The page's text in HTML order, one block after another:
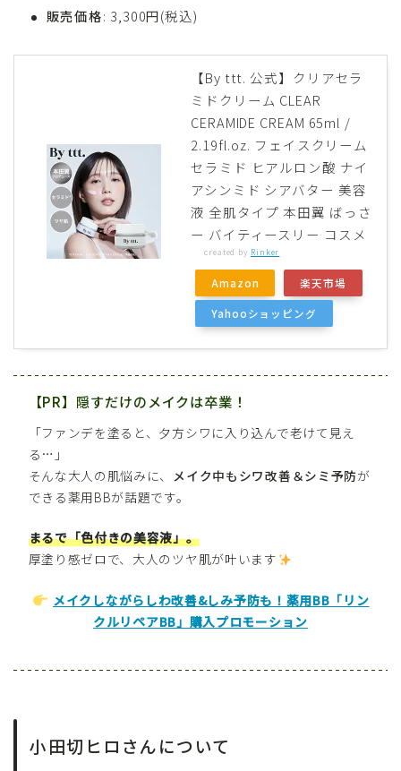
販売価格: 3,300円(税込)
【By ttt. 公式】クリアセラ
ミドクリーム CLEAR
CERAMIDE CREAM 65ml /
2.19fl.oz. フェイスクリーム
セラミド ヒアルロン酸 ナイ
アシンミド シアバター 美容
液 全肌タイプ 本田翼 ばっさ
ー バイティースリー コスメ
created by Rinker
Amazon 楽天市場
Yahooショッピング
【PR】隠すだけのメイクは卒業！
「ファンデを塗ると、夕方シワに入り込んで老けて見え
る…」
そんな大人の肌悩みに、 メイク中もシワ改善＆シミ予防が
できる薬用BBが話題です。
まるで「色付きの美容液」。
厚塗り感ゼロで、大人のツヤ肌が叶います
メイクしながらしわ改善&しみ予防も！薬用BB「リン
クルリペアBB」購入プロモーション
小田切ヒロさんについて